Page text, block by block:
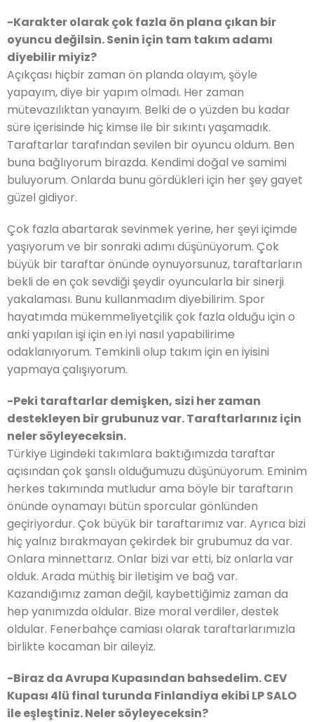
-Karakter olarak çok fazla ön plana çıkan bir
oyuncu değilsin. Senin için tam takım adamı
diyebilir miyiz?
Açıkçası hiçbir zaman ön planda olayım, şöyle
yapayım, diye bir yapım olmadı. Her zaman
mütevazılıktan yanayım. Belki de o yüzden bu kadar
süre içerisinde hiç kimse ile bir sıkıntı yaşamadık.
Taraftarlar tarafından sevilen bir oyuncu oldum. Ben
buna bağlıyorum birazda. Kendimi doğal ve samimi
buluyorum. Onlarda bunu gördükleri için her şey gayet
güzel gidiyor.
Çok fazla abartarak sevinmek yerine, her şeyi içimde
yaşıyorum ve bir sonraki adımı düşünüyorum. Çok
büyük bir taraftar önünde oynuyorsunuz, taraftarların
bekli de en çok sevdiği şeydir oyuncularla bir sinerji
yakalaması. Bunu kullanmadım diyebilirim. Spor
hayatımda mükemmeliyetçilik çok fazla olduğu için o
anki yapılan işi için en iyi nasıl yapabilirime
odaklanıyorum. Temkinli olup takım için en iyisini
yapmaya çalışıyorum.
-Peki taraftarlar demişken, sizi her zaman
destekleyen bir grubunuz var. Taraftarlarınız için
neler söyleyeceksin.
Türkiye Ligindeki takımlara baktığımızda taraftar
açısından çok şanslı olduğumuzu düşünüyorum. Eminim
herkes takımında mutludur ama böyle bir taraftarın
önünde oynamayı bütün sporcular gönlünden
geçiriyordur. Çok büyük bir taraftarımız var. Ayrıca bizi
hiç yalnız bırakmayan çekirdek bir grubumuz da var.
Onlara minnettarız. Onlar bizi var etti, biz onlarla var
olduk. Arada müthiş bir iletişim ve bağ var.
Kazandığımız zaman değil, kaybettiğimiz zaman da
hep yanımızda oldular. Bize moral verdiler, destek
oldular. Fenerbahçe camiası olarak taraftarlarımızla
birlikte kocaman bir aileyiz.
-Biraz da Avrupa Kupasından bahsedelim. CEV
Kupası 4lü final turunda Finlandiya ekibi LP SALO
ile eşleştiniz. Neler söyleyeceksin?